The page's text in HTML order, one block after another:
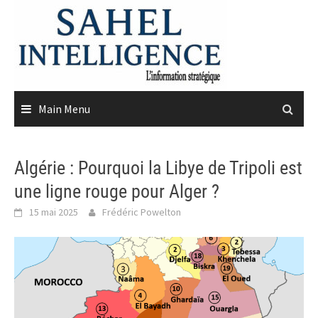
content
Main Menu
Algérie : Pourquoi la Libye de Tripoli est
une ligne rouge pour Alger ?
15 mai 2025 Frédéric Powelton